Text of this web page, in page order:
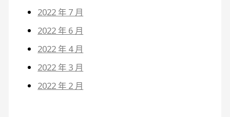
2022 年 7 月
2022 年 6 月
2022 年 4 月
2022 年 3 月
2022 年 2 月